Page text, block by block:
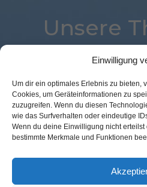
Einwilligung
Um dir ein optimales Erlebnis zu bieten,
Cookies, um Geräteinformationen zu
zuzugreifen. Wenn du diesen
wie das Surfverhalten oder eindeutige
Wenn du deine Einwilligung nicht erteilst
bestimmte Merkmale und Funktionen
Unsere
Location POS Connect
Studie
Augmented Reality
Voice
Payment Analytics
Logistik
Kassenlose Läden